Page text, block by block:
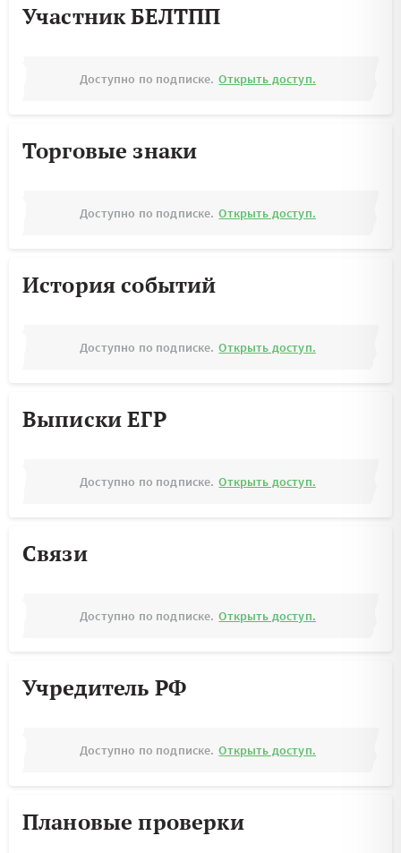
Участник БЕЛТПП
Доступно по подписке. Открыть доступ.
Торговые знаки
Доступно по подписке. Открыть доступ.
История событий
Доступно по подписке. Открыть доступ.
Выписки ЕГР
Доступно по подписке. Открыть доступ.
Связи
Доступно по подписке. Открыть доступ.
Учредитель РФ
Доступно по подписке. Открыть доступ.
Плановые проверки